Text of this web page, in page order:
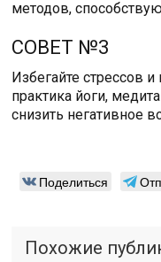
методов,
СОВЕТ №3
Избегайте стрессов и
практика йоги,
снизить негативное
Поделиться
Похожие